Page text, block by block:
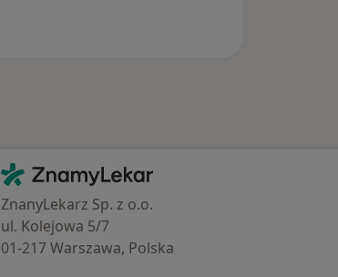
Kontakt
ZnamyLekar - Hlavní stránka
ZnanyLekarz Sp. z o.o.
ul. Kolejowa 5/7
01-217 Warszawa, Polska